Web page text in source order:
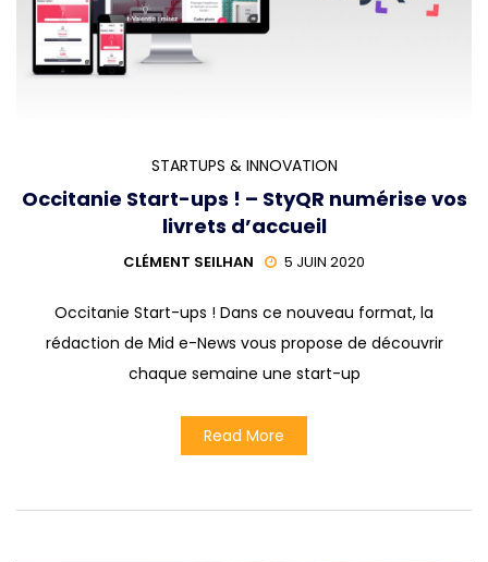
STARTUPS & INNOVATION
Occitanie Start-ups ! – StyQR numérise vos
livrets d’accueil
CLÉMENT SEILHAN 5 JUIN 2020
Occitanie Start-ups ! Dans ce nouveau format, la
rédaction de Mid e-News vous propose de découvrir
chaque semaine une start-up
Read More